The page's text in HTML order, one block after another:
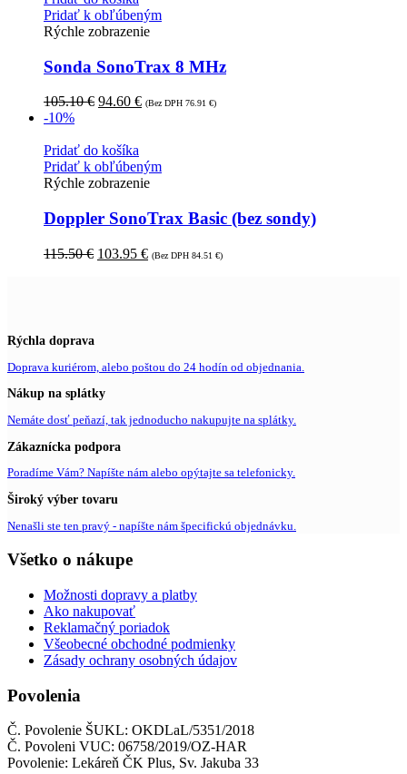
Pridať k obľúbeným
Rýchle zobrazenie
Sonda SonoTrax 8 MHz
105.10€ 94.60 € (Bez DPH 76.91 €)
-10%
Pridať do košíka
Pridať k obľúbeným
Rýchle zobrazenie
Doppler SonoTrax Basic (bez sondy)
115.50€ 103.95 € (Bez DPH 84.51 €)
Rýchla doprava
Doprava kuriérom, alebo poštou do 24 hodín od objednania.
Nákup na splátky
Nemáte dosť peňazí, tak jednoducho nakupujte na splátky.
Zákaznícka podpora
Poradíme Vám? Napíšte nám alebo opýtajte sa telefonicky.
Široký výber tovaru
Nenašli ste ten pravý - napíšte nám špecifickú objednávku.
Všetko o nákupe
Možnosti dopravy a platby
Ako nakupovať
Reklamačný poriadok
Všeobecné obchodné podmienky
Zásady ochrany osobných údajov
Povolenia
Č. Povolenie ŠUKL: OKDLaL/5351/2018
Č. Povoleni VUC: 06758/2019/OZ-HAR
Povolenie: Lekáreň ČK Plus, Sv. Jakuba 33